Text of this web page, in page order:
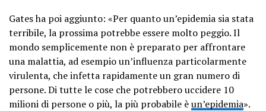
Gates ha poi aggiunto: «Per quanto un’epidemia sia stata
terribile, la prossima potrebbe essere molto peggio. Il
mondo semplicemente non è preparato per affrontare
una malattia, ad esempio un’influenza particolarmente
virulenta, che infetta rapidamente un gran numero di
persone. Di tutte le cose che potrebbero uccidere 10
milioni di persone o più, la più probabile èun’epidemia».